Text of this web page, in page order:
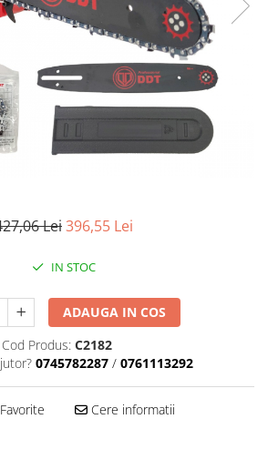
Lei396,55 Lei
IN STOC
ADAUGA IN COS
Cod Produs: C2182
0745782287 / 0761113292
Cere informatii